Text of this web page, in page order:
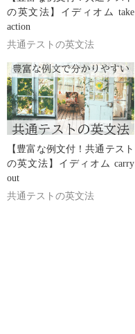
の英文法】イディオム take
action
共通テストの英文法
【豊富な例文付！共通テスト
の英文法】イディオム carry
out
共通テストの英文法